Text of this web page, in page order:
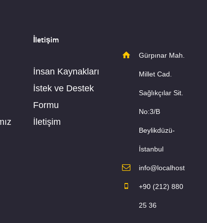
İletişim
İnsan Kaynakları
İstek ve Destek
Formu
İletişim
Gürpınar Mah.
Millet Cad.
Sağlıkçılar Sit.
No:3/B
Beylikdüzü-
İstanbul
info@localhost
+90 (212) 880
25 36